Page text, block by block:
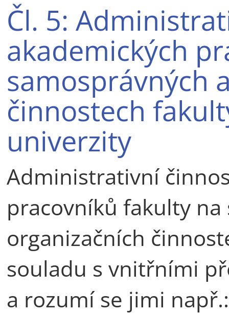
Čl. 5:
akademických
samosprávných
činnostech
univerzity
Administrativní
pracovníků fakulty na
organizačních
souladu s vnitřními
a rozumí se jimi např.: